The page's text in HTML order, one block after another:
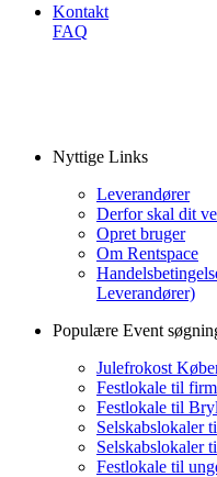
Kontakt
FAQ
Nyttige Links
Leverandører
Derfor skal dit
Opret bruger
Om Rentspace
Leverandører)
Populære Event
Julefrokost
Festlokale til
Festlokale til
Selskabslokaler
Selskabslokaler
Festlokale til